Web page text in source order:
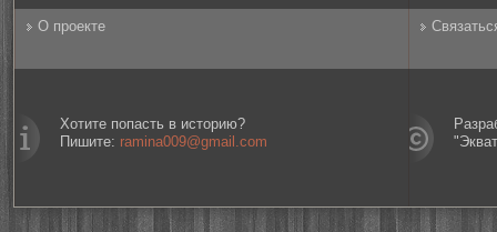
О проекте
Хотите попасть в историю?
Пишите: ramina009@gmail.com